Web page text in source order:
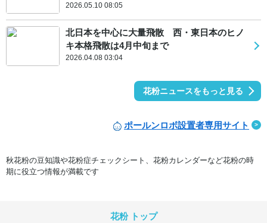
2026.05.10 08:05
北日本を中心に大量飛散 西・東日本のヒノ
キ本格飛散は4月中旬まで
2026.04.08 03:04
花粉ニュースをもっと見る
ポールンロボ設置者専用サイト
秋花粉の豆知識や花粉症チェックシート、花粉カレンダーなど花粉の時
期に役立つ情報が満載です
花粉 トップ